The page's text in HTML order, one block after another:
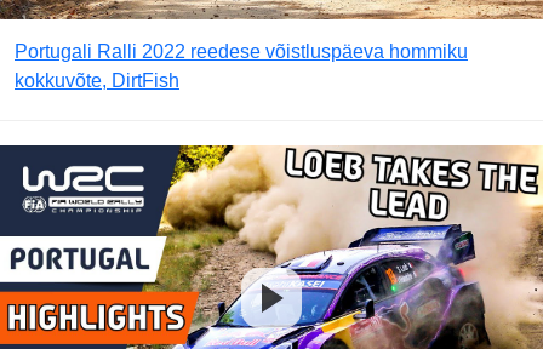
Portugali Ralli 2022 reedese võistluspäeva hommiku
kokkuvõte, DirtFish